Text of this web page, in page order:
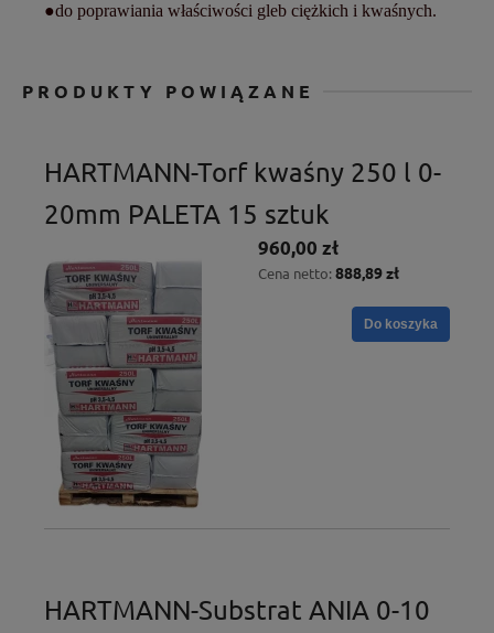
●do poprawiania właściwości gleb ciężkich i kwaśnych.
PRODUKTY POWIĄZANE
HARTMANN-Torf kwaśny 250 l 0-
20mm PALETA 15 sztuk
960,00 zł
Cena netto: 888,89 zł
Do koszyka
HARTMANN-Substrat ANIA 0-10